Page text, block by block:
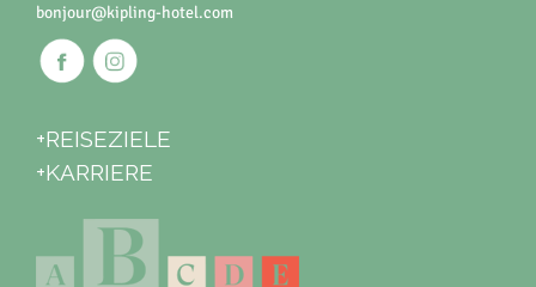
bonjour@kipling-hotel.com
+REISEZIELE
+KARRIERE